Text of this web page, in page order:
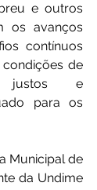
e outros
os avanços
contínuos
de
justos e
para os
Municipal de
da Undime